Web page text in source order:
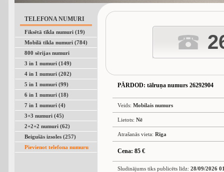
TELEFONA NUMURI
Fiksētā tīkla numuri (19)
Mobilā tīkla numuri (784)
800 sērijas numuri
3 in 1 numuri (149)
4 in 1 numuri (202)
5 in 1 numuri (99)
6 in 1 numuri (18)
7 in 1 numuri (4)
3+3 numuri (45)
2+2+2 numuri (62)
Beigušās izsoles (257)
Pievienot telefona numuru
PĀRDOD: tālruņa numurs 26292904
Veids: Mobilais numurs
Lietots: Nē
Atrašanās vieta: Rīga
Cena: 85 €
Sludinājums tiks publicēts līdz: 28/09/2026